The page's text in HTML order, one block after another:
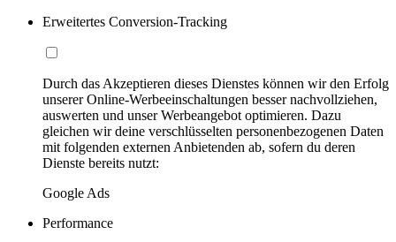
Erweitertes Conversion-Tracking
Durch das Akzeptieren dieses Dienstes können wir den Erfolg
unserer Online-Werbeeinschaltungen besser nachvollziehen,
auswerten und unser Werbeangebot optimieren. Dazu
gleichen wir deine verschlüsselten personenbezogenen Daten
mit folgenden externen Anbietenden ab, sofern du deren
Dienste bereits nutzt:
Google Ads
Performance